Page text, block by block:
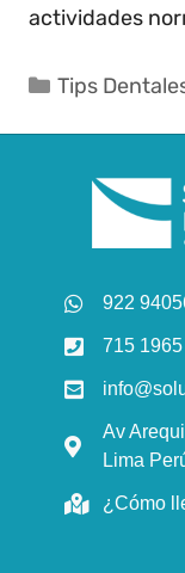
actividades
Tips
922
715 1965
Av
Lima
¿Cómo